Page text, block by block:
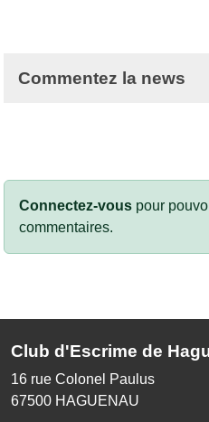
Commentez la news
Connectez-vous pour
commentaires.
Club d'Escrime de
16 rue Colonel Paulus
67500 HAGUENAU